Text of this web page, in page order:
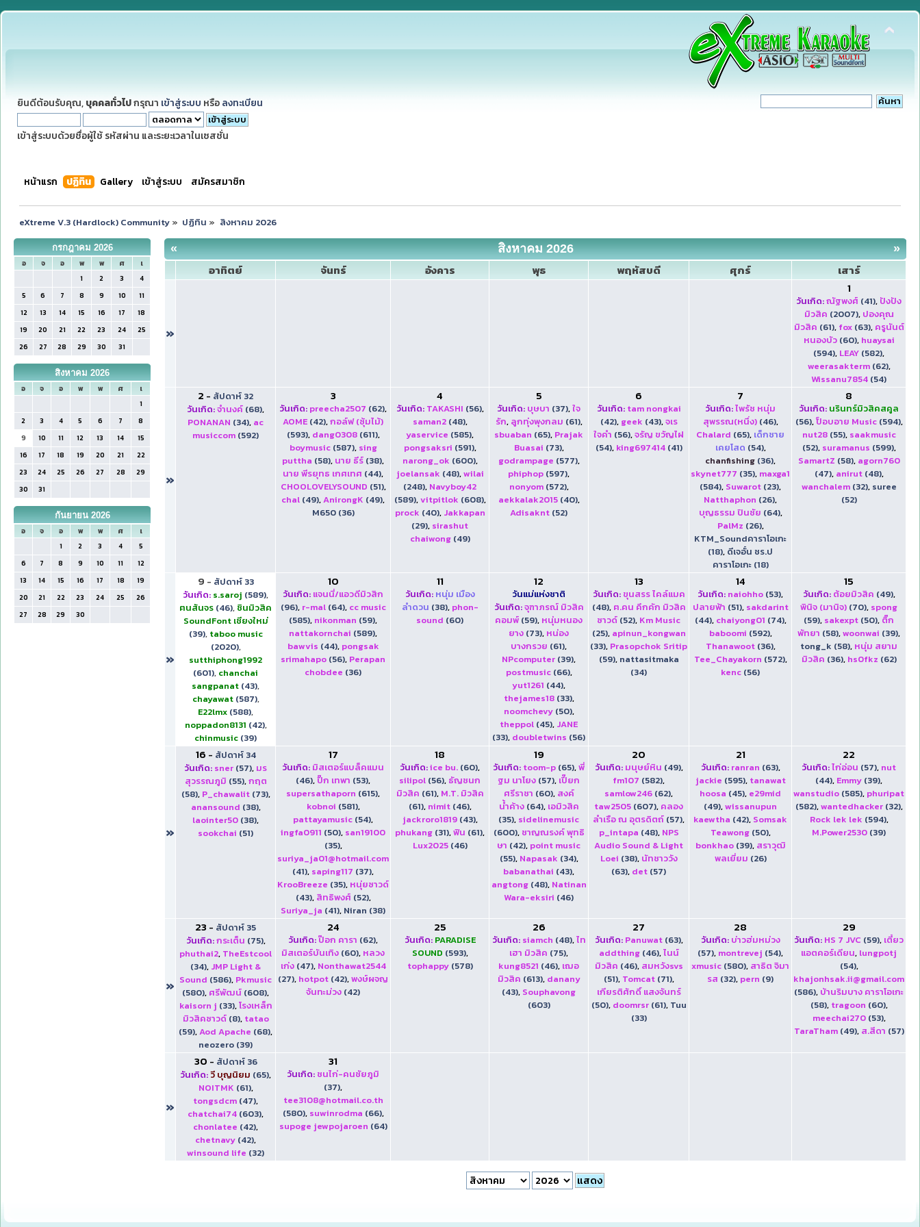
ยินดีต้อนรับคุณ, บุคคลทั่วไปกรุณา เข้าสู่ระบบ หรือ ลงทะเบียน
เข้าสู่ระบบด้วยชื่อผู้ใช้ รหัสผ่าน และระยะเวลาในเซสชั่น
หน้าแรก ปฏิทิน Gallery เข้าสู่ระบบ สมัครสมาชิก
eXtreme V.3 (Hardlock) Community» ปฏิทิน » สิงหาคม 2026
กรกฎาคม 2026
อ
จ อ พ พ ศ
เ
1
2 3
4
5
6 7 8 9 10
11
12
13 14 15 16 17
18
19
20 21 22 23 24
25
26
27 28 29 30 31
สิงหาคม 2026
อ
จ อ พ พ ศ
เ
1
2
3 4 5 6 7
8
9
10 11 12 13 14
15
16
17 18 19 20 21
22
23
24 25 26 27 28
29
30
31
กันยายน 2026
อ
จ อ พ พ ศ
เ
1
2 3 4
5
6
7 8 9 10 11
12
13
14 15 16 17 18
19
20
21 22 23 24 25
26
27
28 29 30
« »
สิงหาคม 2026
อาทิตย์ จันทร์ อังคาร พุธ พฤหัสบดี ศุกร์ เสาร์
»
1
วันเกิด:ณัฐพงศ์ (41), ปังปัง
มิวสิค (2007), ปองคุณ
มิวสิค (61), fox(63), ครูนันต์
หนองบัว(60), huaysai
(594), LEAY (582),
weerasakterm(62),
Wissanu7854 (54)
»
2 - สัปดาห์ 32
วันเกิด:จำนงค์ (68),
PONANAN (34), ac
musiccom (592)
3
วันเกิด: preecha2507 (62),
AOME (42),กอล์ฟ (ซุ้มไม้)
(593), dang0308(611),
boymusic(587), sing
puttha (58), นาย ธีร์ (38),
นาย พีรยุทธ เกศเทศ (44),
CHOOLOVELYSOUND (51),
chal (49),AnirongK (49),
M650 (36)
4
วันเกิด: TAKASHI (56),
saman2(48),
yaservice (585),
pongsaksri (591),
narong_ok (600),
joelansak (48),wilai
(248), Navyboy42
(589),vitpitlok (608),
prock (40), Jakkapan
(29), sirashut
chaiwong(49)
5
วันเกิด: บุษบา (37),ใจ
รัก, ลูกทุ่งพุงกลม (61),
sbuaban (65), Prajak
Buasai (73),
godrampage (577),
phiphop (597),
nonyom(572),
aekkalak2015(40),
Adisaknt (52)
6
วันเกิด: tam nongkai
(42), geek (43),จเร
ใจคำ (56),จรัญ ขวัญไฝ
(54), king697414(41)
7
วันเกิด:ไพรัช หนุ่ม
สุพรรณ(หนึ่ง)(46),
Chalard (65), เด็กชาย
เคยโสด (54),
chanfishing (36),
skynet777 (35), maxga1
(584), Suwarot (23),
Natthaphon (26),
บุญธรรม ปินชัย (64),
PalMz (26),
KTM_Soundคาราโอเกะ
(18), ดีเจอั๋น ชร.ป
คาราโอเกะ (18)
8
วันเกิด: นรินทร์มิวสิคสคูล
(56),ป็อบอาย Music(594),
nut28(55), saakmusic
(52), suramanus (599),
SamartZ (58), agorn760
(47), anirut(48),
wanchalem(32), suree
(52)
»
9 - สัปดาห์ 33
วันเกิด: s.saroj (589),
ฅนสันจร (46), ชินมิวสิค
SoundFont เชียงใหม่
(39), taboo music
(2020),
sutthiphong1992
(601), chanchai
sangpanat (43),
chayawat(587),
E22lmx (588),
noppadon8131 (42),
chinmusic (39)
10
วันเกิด: แจนนี่/แอวดีมิวสิก
(96), r-mal(64), cc music
(585), nikonman (59),
nattakornchai (589),
bawvis (44), pongsak
srimahapo (56), Perapan
chobdee (36)
11
วันเกิด: หนุ่ม เมือง
ลำดวน (38), phon-
sound (60)
12
วันแม่แห่งชาติ
วันเกิด:จุฑาภรณ์ มิวสิค
คอมพ์ (59), หนุ่มหนอง
ยาง (73), หน่อง
บางกรวย (61),
NPcomputer (39),
postmusic(66),
yut1261 (44),
thejames18(33),
noomchevy(50),
theppol (45), JANE
(33), doubletwins (56)
13
วันเกิด: ขุนสรร ไคล์แมค
(48), ฅ.คน คึกคัก มิวสิค
ซาวด์ (52), Km Music
(25), apinun_kongwan
(33), Prasopchok Sritip
(59), nattasitmaka
(34)
14
วันเกิด: naiohho (53),
ปลายฟ้า (51), sakdarint
(44), chaiyong01 (74),
baboomi (592),
Thanawoot(36),
Tee_Chayakorn (572),
kenc (56)
15
วันเกิด: ต้อยมิวสิค (49),
พินิจ (มานิจ) (70), spong
(59), sakexpt (50), ติ๊ก
พัทยา (58),woonwai (39),
tong_k (58), หนุ่ม สยาม
มิวสิค (36), hs0fkz (62)
»
16 - สัปดาห์ 34
วันเกิด: sner (57), มร
สุวรรณภูมิ (55),กฤต
(58), P_chawalit(73),
anansound (38),
laointer50 (38),
sookchai (51)
17
วันเกิด: มิสเตอร์แบล็คแมน
(46),ปิ๊ก เทพา (53),
supersathaporn (615),
kobnoi (581),
pattayamusic (54),
ingfa0911 (50), san19100
(35),
suriya_ja01@hotmail.com
(41), saping117 (37),
KrooBreeze (35), หนุ่ยซาวด์
(43), สิทธิพงศ์ (52),
Suriya_ja (41), Niran (38)
18
วันเกิด:ice bu. (60),
silipol (56), ธัญชนก
มิวสิค (61), M.T. มิวสิค
(61), nimit(46),
jackroro1819(43),
phukang (31),ฟิน (61),
Lux2025(46)
19
วันเกิด: toom-p (65),พี่
ฐม นาโยง (57), เปี๊ยก
ศรีราชา (60), สงค์
น้ำค้าง(64), เอมิวสิค
(35), sidelinemusic
(600), ชาญณรงค์ พุทธิ
ษา (42), point music
(55), Napasak (34),
babanathai (43),
angtong(48), Natinan
Wara-eksiri (46)
20
วันเกิด: มนุษย์หิน (49),
fm107 (582),
samlow246 (62),
taw2505 (607), คลอง
ลำเรือ ณ อุตรดิตถ์ (57),
p_intapa (48), NPS
Audio Sound & Light
Loei (38), นัทชาววัง
(63), det (57)
21
วันเกิด: ranran (63),
jackie (595), tanawat
hoosa (45), e29mid
(49),wissanupun
kaewtha (42), Somsak
Teawong(50),
bonkhao(39), สราวุฒิ
พลเยี่ยม (26)
22
วันเกิด:ไก่อ่อน (57), nut
(44), Emmy (39),
wanstudio (585), phuripat
(582),wantedhacker(32),
Rock lek lek (594),
M.Power2530 (39)
»
23 - สัปดาห์ 35
วันเกิด:กระเต็น (75),
phuthai2, TheEstcool
(34), JMP Light &
Sound (586), Pkmusic
(580), ศรีพัฒน์ (608),
kaisorn j (33),โรงเหล็ก
มิวสิคซาวด์(8), tatao
(59),Aod Apache (68),
neozero (39)
24
วันเกิด:ป๊อก คารา (62),
มิสเตอร์บันเทิง (60), หลวง
เก่ง(47), Nonthawat2544
(27), hotpot (42),พงษ์ผจญ
จันทะม่วง (42)
25
วันเกิด: PARADISE
SOUND (593),
tophappy(578)
26
วันเกิด: siamch (48),ไท
เฮา มิวสิค (75),
kung8521 (46), เฌอ
มิวสิค (613), danany
(43), Souphavong
(603)
27
วันเกิด: Panuwat(63),
addthing(46),ไนน์
มิวสิค (46), สมหวังsvs
(51), Tomcat(71),
เกียรติศักดิ์ แสงจันทร์
(50), doomrsr(61), Tuu
(33)
28
วันเกิด: บ่าวฮ่มหม่วง
(57), montrevej (54),
xmusic (580), สาธิต จิมา
รส (32), pern (9)
29
วันเกิด: HS 7 JVC (59), เตี๋ยว
แอตคอร์เดียน, lungpotj
(54),
khajonhsak.ii@gmail.com
(586), บ้านริมบาง คาราโอเกะ
(58), tragoon (60),
meechai270(53),
TaraTham(49), ส.สีดา (57)
»
30 - สัปดาห์ 36
วันเกิด:วี บุญนิยม (65),
NOITMK (61),
tongsdcm (47),
chatchai74 (603),
chonlatee (42),
chetnavy (42),
winsound life (32)
31
วันเกิด: ชนไก่-คนชัยภูมิ
(37),
tee3108@hotmail.co.th
(580), suwinrodma (66),
supoge jewpojaroen (64)